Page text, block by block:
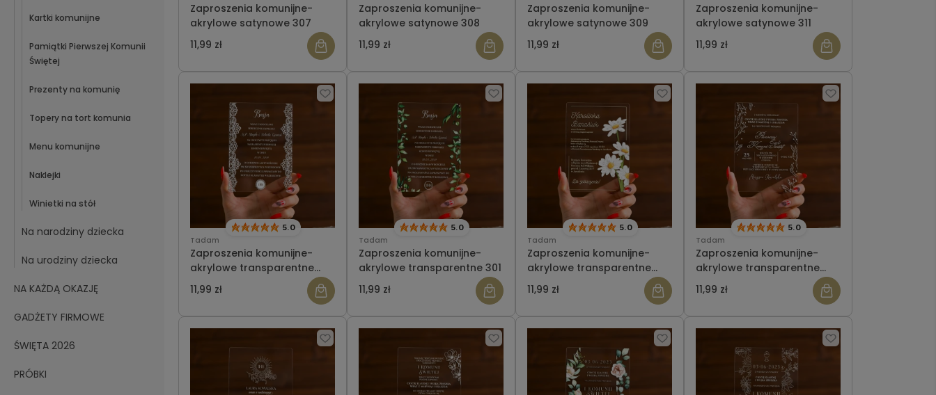
Kartki komunijne
Pamiątki Pierwszej Komunii
Świętej
Prezenty na komunię
Topery na tort komunia
Menu komunijne
Naklejki
Winietki na stół
Na narodziny dziecka
Na urodziny dziecka
NA KAŻDĄ OKAZJĘ
GADŻETY FIRMOWE
ŚWIĘTA 2026
PRÓBKI
Zaproszenia komunijne-
akrylowe satynowe 307
11,99 zł
Zaproszenia komunijne-
akrylowe satynowe 308
11,99 zł
Zaproszenia komunijne-
akrylowe satynowe 309
11,99 zł
Zaproszenia komunijne-
akrylowe satynowe 311
11,99 zł
Tadam
Zaproszenia komunijne-
akrylowe transparentne
300
5.0
11,99 zł
Tadam
Zaproszenia komunijne-
akrylowe transparentne 301
5.0
11,99 zł
Tadam
Zaproszenia komunijne-
akrylowe transparentne
303
5.0
11,99 zł
Tadam
Zaproszenia komunijne-
akrylowe transparentne
307
5.0
11,99 zł